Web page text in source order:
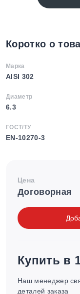
Коротко о
Марка
AISI 302
Диаметр
6.3
ГОСТ/ТУ
EN-10270-3
Цена
Договорная
Купить в
Наш менеджер
деталей заказа